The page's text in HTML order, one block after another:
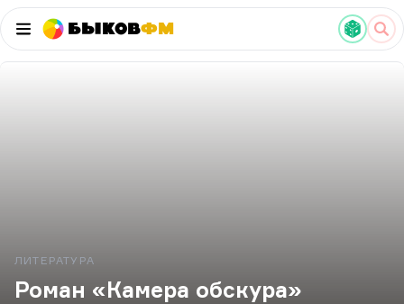
БыковФМ
ЛИТЕРАТУРА
Роман «Камера обскура»